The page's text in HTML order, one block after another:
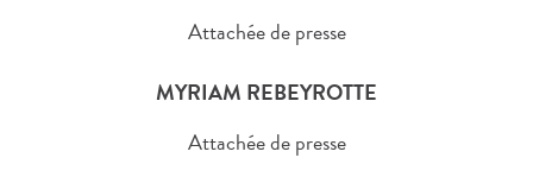
Attachée de presse
MYRIAM REBEYROTTE
Attachée de presse